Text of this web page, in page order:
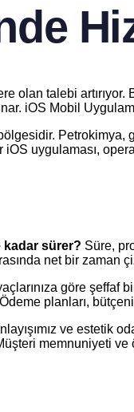
olan talebi
iOS Mobil
uygulaması,
kadar sürer? Süre,
net bir zaman
göre şeffaf
planları,
ve estetik
memnuniyeti